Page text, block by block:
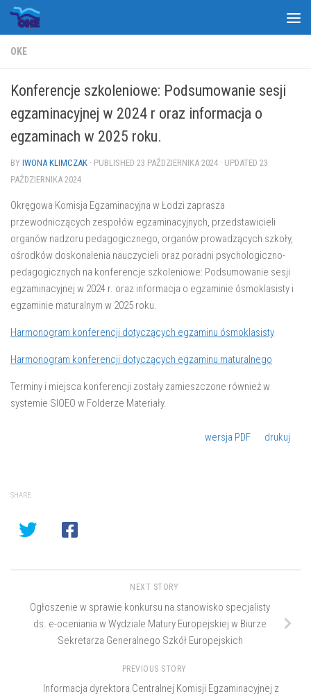
Skip to content
OKE
Konferencje szkoleniowe: Podsumowanie sesji
egzaminacyjnej w 2024 r oraz informacja o
egzaminach w 2025 roku.
BY IWONA KLIMCZAK · PUBLISHED 23 PAŹDZIERNIKA 2024 · UPDATED 23
PAŹDZIERNIKA 2024
Okręgowa Komisja Egzaminacyjna w Łodzi zaprasza
przewodniczących zespołów egzaminacyjnych, przedstawicieli
organów nadzoru pedagogicznego, organów prowadzących szkoły,
ośrodków doskonalenia nauczycieli oraz poradni psychologiczno-
pedagogicznych na konferencje szkoleniowe: Podsumowanie sesji
egzaminacyjnej w 2024 r. oraz informacja o egzaminie ósmoklasisty i
egzaminie maturalnym w 2025 roku.
Harmonogram konferencji dotyczących egzaminu ósmoklasisty
Harmonogram konferencji dotyczących egzaminu maturalnego
Terminy i miejsca konferencji zostały zamieszczone również w
systemie SIOEO w Folderze Materiały.
wersja PDF drukuj
SHARE
NEXT STORY
Ogłoszenie w sprawie konkursu na stanowisko specjalisty
ds. e-oceniania w Wydziale Matury Europejskiej w Biurze
Sekretarza Generalnego Szkół Europejskich
PREVIOUS STORY
Informacja dyrektora Centralnej Komisji Egzaminacyjnej z